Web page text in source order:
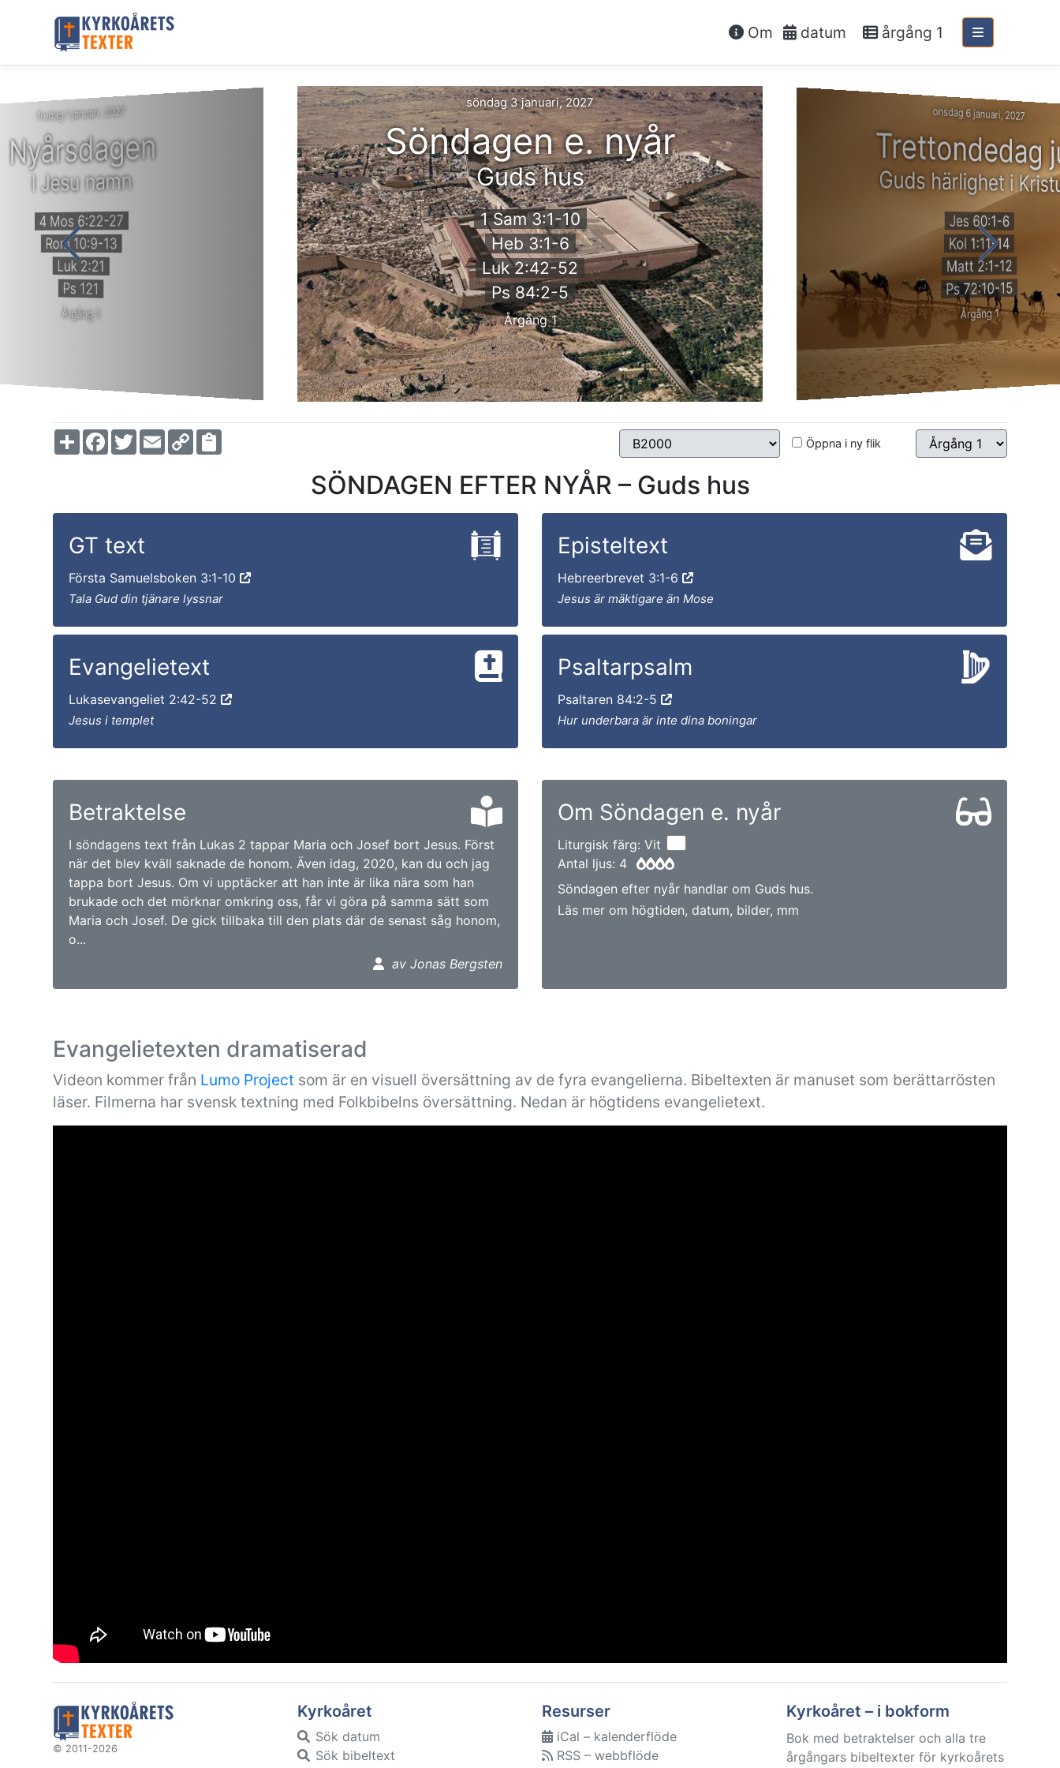
Om datum årgång 1
fredag 1 januari, 2027
Nyårsdagen
I Jesu namn
4 Mos 6:22-27
Rom 10:9-13
Luk 2:21
Ps 121
Årgång 1
söndag 3 januari, 2027
Söndagen e. nyår
Guds hus
1 Sam 3:1-10
Heb 3:1-6
Luk 2:42-52
Ps 84:2-5
Årgång 1
onsdag 6 januari, 2027
Trettondedag
Guds härlighet i
Jes 60:1-6
Kol 1:11-14
Matt 2:1-12
Ps 72:10-15
Årgång 1
ShareFacebook
TwitterEmailCopy
Link Öppna i ny flik
SÖNDAGEN EFTER NYÅR – Guds hus
GT text
Första Samuelsboken 3:1-10
Tala Gud din tjänare lyssnar
Episteltext
Hebreerbrevet 3:1-6
Jesus är mäktigare än Mose
Evangelietext
Lukasevangeliet 2:42-52
Jesus i templet
Psaltarpsalm
Psaltaren 84:2-5
Hur underbara är inte dina boningar
Betraktelse
I söndagens text från Lukas 2 tappar Maria och Josef bort Jesus. Först
när det blev kväll saknade de honom. Även idag, 2020, kan du och jag
tappa bort Jesus. Om vi upptäcker att han inte är lika nära som han
brukade och det mörknar omkring oss, får vi göra på samma sätt som
Maria och Josef. De gick tillbaka till den plats där de senast såg honom,
o...
av Jonas Bergsten
Om Söndagen e. nyår
Liturgisk färg: Vit
Antal ljus: 4
Söndagen efter nyår handlar om Guds hus.
Läs mer om högtiden, datum, bilder, mm
Evangelietexten dramatiserad
Videon kommer från Lumo Project som är en visuell översättning av de fyra evangelierna. Bibeltexten är manuset som berättarrösten
läser. Filmerna har svensk textning med Folkbibelns översättning. Nedan är högtidens evangelietext.
© 2011-2026
Kyrkoåret
Sök datum
Sök bibeltext
Resurser
iCal – kalenderflöde
RSS – webbflöde
Kyrkoåret – i bokform
Bok med betraktelser och alla tre
årgångars bibeltexter för kyrkoårets